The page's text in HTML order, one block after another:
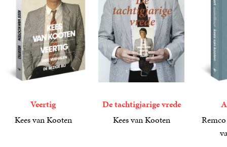
Veertig
Kees van Kooten
De tachtigjarige vrede
Kees van Kooten